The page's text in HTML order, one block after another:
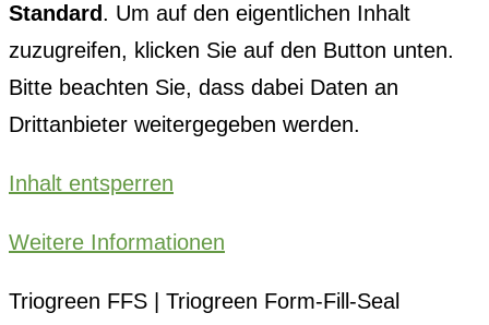
Standard. Um auf den eigentlichen Inhalt
zuzugreifen, klicken Sie auf den Button unten.
Bitte beachten Sie, dass dabei Daten an
Drittanbieter weitergegeben werden.
Inhalt entsperren
Weitere Informationen
Triogreen FFS | Triogreen Form-Fill-Seal